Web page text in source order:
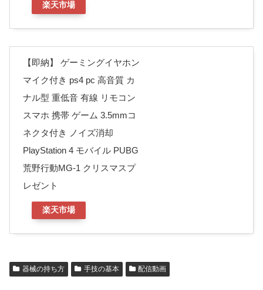
楽天市場
【即納】 ゲーミングイヤホン
マイク付き ps4 pc 高音質 カ
ナル型 重低音 有線 リモコン
スマホ 携帯 ゲーム 3.5mmコ
ネクタ付き ノイズ消却
PlayStation 4 モバイル PUBG
荒野行動MG-1 クリスマスプ
レゼント
楽天市場
器械の持ち方 手技の基本 配信動画